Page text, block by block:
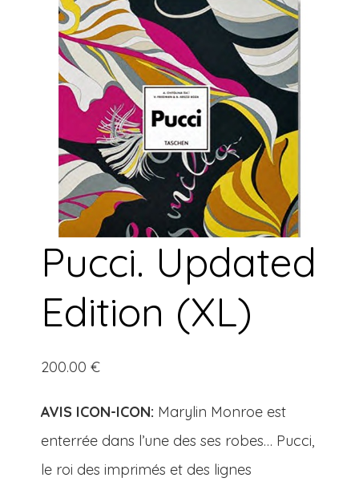
Pucci. Updated
Edition (XL)
200.00 €
AVIS ICON-ICON: Marylin Monroe est
enterrée dans l’une des ses robes… Pucci,
le roi des imprimés et des lignes